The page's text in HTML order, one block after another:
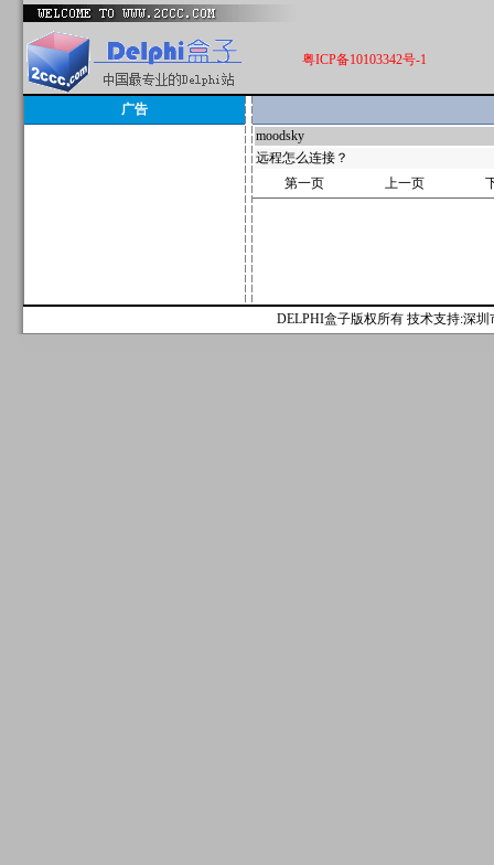
粤ICP备10103342号-1
广告
moodsky
远程怎么连接？
第一页
上一页
DELPHI盒子版权所有 技术支持:深